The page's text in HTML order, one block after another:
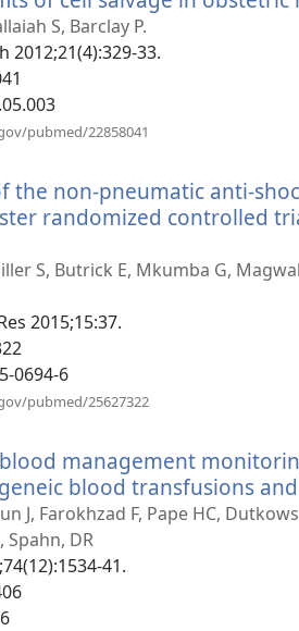
S, Barclay P.
2012;21(4):329-33.
pubmed/22858041
prozor)
the non-pneumatic anti-
randomized controlled
S, Butrick E, Mkumba G,
2015;15:37.
0694-6
pubmed/25627322
prozor)
management
blood transfusions
J, Farokhzad F, Pape HC,
Spahn, DR
41.